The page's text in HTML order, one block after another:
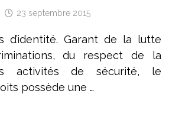
23 septembre 2015
d’identité. Garant de la lutte
du respect de la
activités de sécurité, le
possède une …